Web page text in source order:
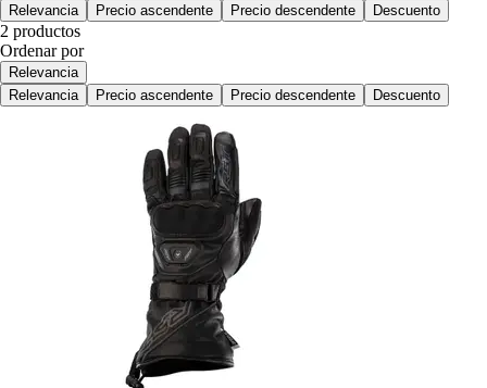
Relevancia
Precio ascendente Precio descendente Descuento
2 productos
Ordenar por
Relevancia
Relevancia
Precio ascendente Precio descendente Descuento